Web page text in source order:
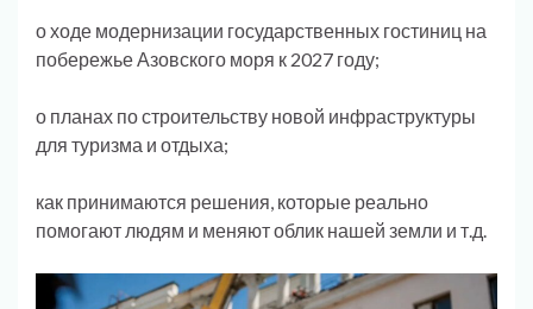
о ходе модернизации государственных гостиниц на
побережье Азовского моря к 2027 году;
о планах по строительству новой инфраструктуры
для туризма и отдыха;
как принимаются решения, которые реально
помогают людям и меняют облик нашей земли и т.д.